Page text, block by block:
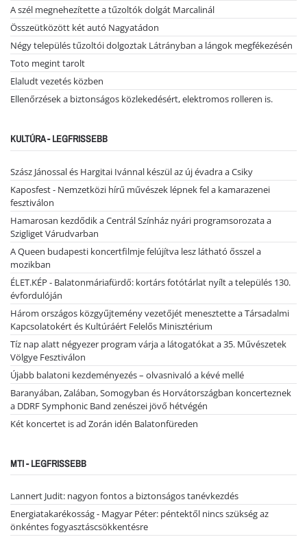
A szél megnehezítette a tűzoltók dolgát Marcalinál
Összeütközött két autó Nagyatádon
Négy település tűzoltói dolgoztak Látrányban a lángok megfékezésén
Toto megint tarolt
Elaludt vezetés közben
Ellenőrzések a biztonságos közlekedésért, elektromos rolleren is.
KULTÚRA - LEGFRISSEBB
Szász Jánossal és Hargitai Ivánnal készül az új évadra a Csiky
Kaposfest - Nemzetközi hírű művészek lépnek fel a kamarazenei
fesztiválon
Hamarosan kezdődik a Centrál Színház nyári programsorozata a
Szigliget Várudvarban
A Queen budapesti koncertfilmje felújítva lesz látható ősszel a
mozikban
ÉLET.KÉP - Balatonmáriafürdő: kortárs fotótárlat nyílt a település 130.
évfordulóján
Három országos közgyűjtemény vezetőjét menesztette a Társadalmi
Kapcsolatokért és Kultúráért Felelős Minisztérium
Tíz nap alatt négyezer program várja a látogatókat a 35. Művészetek
Völgye Fesztiválon
Újabb balatoni kezdeményezés – olvasnivaló a kévé mellé
Baranyában, Zalában, Somogyban és Horvátországban koncerteznek
a DDRF Symphonic Band zenészei jövő hétvégén
Két koncertet is ad Zorán idén Balatonfüreden
MTI - LEGFRISSEBB
Lannert Judit: nagyon fontos a biztonságos tanévkezdés
Energiatakarékosság - Magyar Péter: péntektől nincs szükség az
önkéntes fogyasztáscsökkentésre